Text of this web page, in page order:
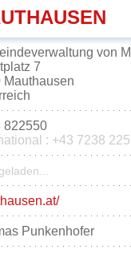
von
7
Mauthausen
822550
: +43 7238
Punkenhofer